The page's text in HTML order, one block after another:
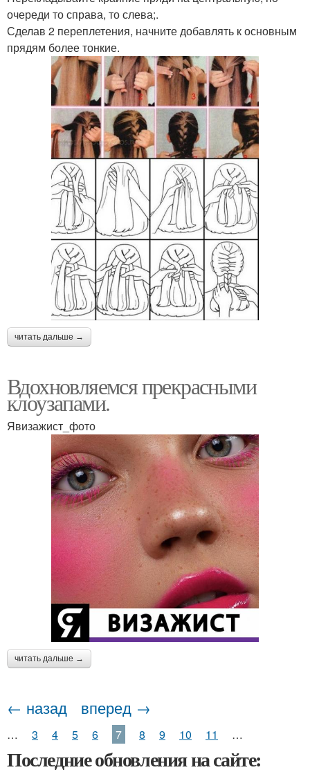
очереди то справа, то слева;.
Сделав 2 переплетения, начните добавлять к основным
прядям более тонкие.
читать дальше →
Вдохновляемся прекрасными
клоузапами.
Явизажист_фото
читать дальше →
← назад вперед →
… 3 4 5 6 7 8 9 10 11 …
Последние обновления на сайте: